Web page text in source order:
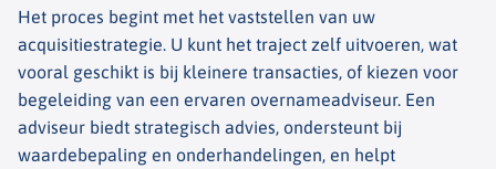
Het proces begint met het vaststellen van uw
acquisitiestrategie. U kunt het traject zelf uitvoeren, wat
vooral geschikt is bij kleinere transacties, of kiezen voor
begeleiding van een ervaren overnameadviseur. Een
adviseur biedt strategisch advies, ondersteunt bij
waardebepaling en onderhandelingen, en helpt